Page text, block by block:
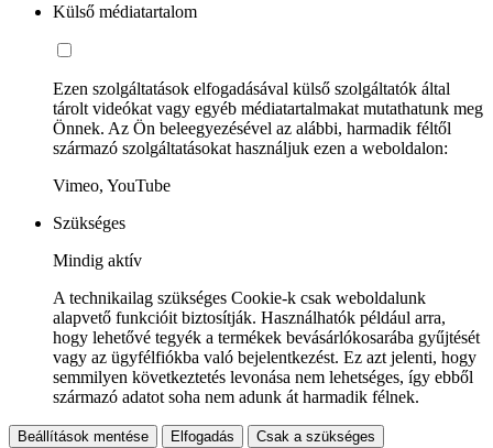
Külső médiatartalom
Ezen szolgáltatások elfogadásával külső szolgáltatók által
tárolt videókat vagy egyéb médiatartalmakat mutathatunk meg
Önnek. Az Ön beleegyezésével az alábbi, harmadik féltől
származó szolgáltatásokat használjuk ezen a weboldalon:
Vimeo, YouTube
Szükséges
Mindig aktív
A technikailag szükséges Cookie-k csak weboldalunk
alapvető funkcióit biztosítják. Használhatók például arra,
hogy lehetővé tegyék a termékek bevásárlókosarába gyűjtését
vagy az ügyfélfiókba való bejelentkezést. Ez azt jelenti, hogy
semmilyen következtetés levonása nem lehetséges, így ebből
származó adatot soha nem adunk át harmadik félnek.
Beállítások mentése Elfogadás Csak a szükséges